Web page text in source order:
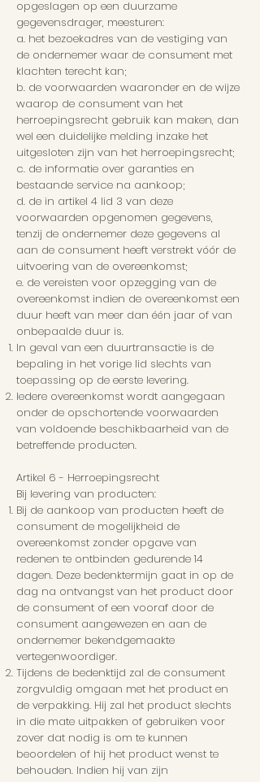
opgeslagen op een duurzame
gegevensdrager, meesturen:
a. het bezoekadres van de vestiging van
de ondernemer waar de consument met
klachten terecht kan;
b. de voorwaarden waaronder en de wijze
waarop de consument van het
herroepingsrecht gebruik kan maken, dan
wel een duidelijke melding inzake het
uitgesloten zijn van het herroepingsrecht;
c. de informatie over garanties en
bestaande service na aankoop;
d. de in artikel 4 lid 3 van deze
voorwaarden opgenomen gegevens,
tenzij de ondernemer deze gegevens al
aan de consument heeft verstrekt vóór de
uitvoering van de overeenkomst;
e. de vereisten voor opzegging van de
overeenkomst indien de overeenkomst een
duur heeft van meer dan één jaar of van
onbepaalde duur is.
In geval van een duurtransactie is de
bepaling in het vorige lid slechts van
toepassing op de eerste levering.
Iedere overeenkomst wordt aangegaan
onder de opschortende voorwaarden
van voldoende beschikbaarheid van de
betreffende producten.
Artikel 6 - Herroepingsrecht
Bij levering van producten:
Bij de aankoop van producten heeft de
consument de mogelijkheid de
overeenkomst zonder opgave van
redenen te ontbinden gedurende 14
dagen. Deze bedenktermijn gaat in op de
dag na ontvangst van het product door
de consument of een vooraf door de
consument aangewezen en aan de
ondernemer bekendgemaakte
vertegenwoordiger.
Tijdens de bedenktijd zal de consument
zorgvuldig omgaan met het product en
de verpakking. Hij zal het product slechts
in die mate uitpakken of gebruiken voor
zover dat nodig is om te kunnen
beoordelen of hij het product wenst te
behouden. Indien hij van zijn